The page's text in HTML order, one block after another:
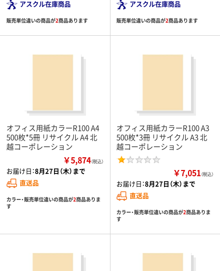
アスクル在庫商品
販売単位違いの商品が2商品あります
アスクル在庫商品
販売単位違いの商品が2商品あります
オフィス用紙カラーR100 A4
500枚*5冊 リサイクル A4 北
越コーポレーション
￥5,874（税込）
お届け日：8月27日（木）まで
直送品
カラー・販売単位違いの商品が2商品ありま
す
オフィス用紙カラーR100 A3
500枚*3冊 リサイクル A3 北
越コーポレーション
￥7,051（税込）
お届け日：8月27日（木）まで
直送品
カラー・販売単位違いの商品が2商品ありま
す